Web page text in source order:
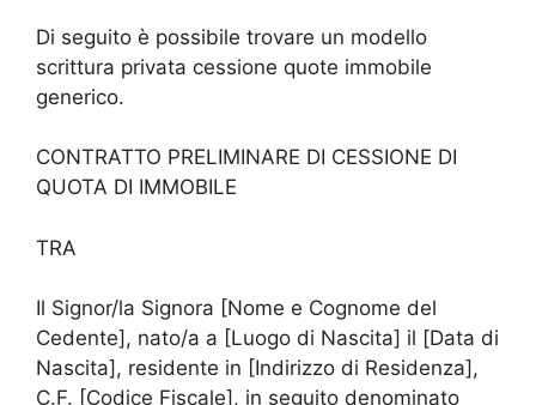
Di seguito è possibile trovare un modello
scrittura privata cessione quote immobile
generico.
CONTRATTO PRELIMINARE DI CESSIONE DI
QUOTA DI IMMOBILE
TRA
Il Signor/la Signora [Nome e Cognome del
Cedente], nato/a a [Luogo di Nascita] il [Data di
Nascita], residente in [Indirizzo di Residenza],
C.F. [Codice Fiscale], in seguito denominato